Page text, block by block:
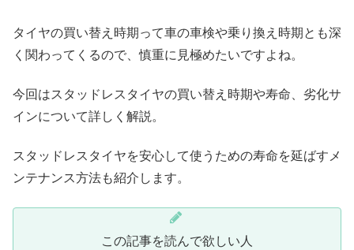
タイヤの買い替え時期って車の車検や乗り換え時期とも深
く関わってくるので、慎重に見極めたいですよね。
今回はスタッドレスタイヤの買い替え時期や寿命、劣化サ
インについて詳しく解説。
スタッドレスタイヤを安心して使うための寿命を延ばすメ
ンテナンス方法も紹介します。
この記事を読んで欲しい人